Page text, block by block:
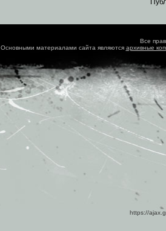
Все
Основными материалами сайта являются архивные
https://